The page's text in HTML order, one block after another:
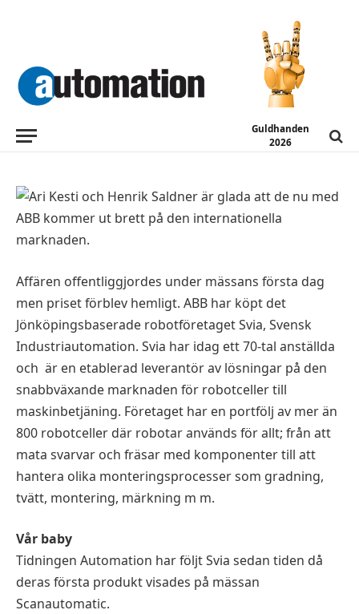
Guldhanden
2026
ABB:s köp av Svia gav eko på
Elmia
Affären offentliggjordes under mässans första dag
men priset förblev hemligt. ABB har köpt det
Jönköpingsbaserade robotföretaget Svia, Svensk
Industriautomation. Svia har idag ett 70-tal anställda
och är en etablerad leverantör av lösningar på den
snabbväxande marknaden för robotceller till
maskinbetjäning. Företaget har en portfölj av mer än
800 robotceller där robotar används för allt; från att
mata svarvar och fräsar med komponenter till att
hantera olika monteringsprocesser som gradning,
tvätt, montering, märkning m m.
Vår baby
Tidningen Automation har följt Svia sedan tiden då
deras första produkt visades på mässan
Scanautomatic.